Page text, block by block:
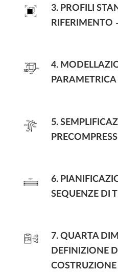
3. PROFILI
RIFERIMENTO
4.
PARAMETRICA
5.
6.
SEQUENZE DI
7. QUARTA
DEFINIZIONE
COSTRUZIONE